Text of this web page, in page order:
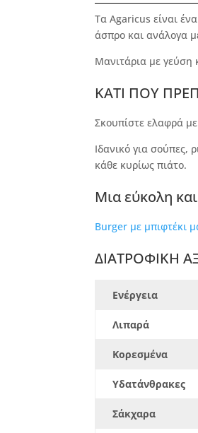
Τα Agaricus είναι
άσπρο και ανάλογα
Μανιτάρια με γεύση
ΚΑΤΙ ΠΟΥ
Σκουπίστε ελαφρά
Ιδανικό για σούπες,
κάθε κυρίως πιάτο.
Μια εύκολη
Burger με μπιφτέκι
ΔΙΑΤΡΟΦΙΚΗ
Ενέργεια
Λιπαρά
Κορεσμένα
Υδατάνθρακες
Σάκχαρα